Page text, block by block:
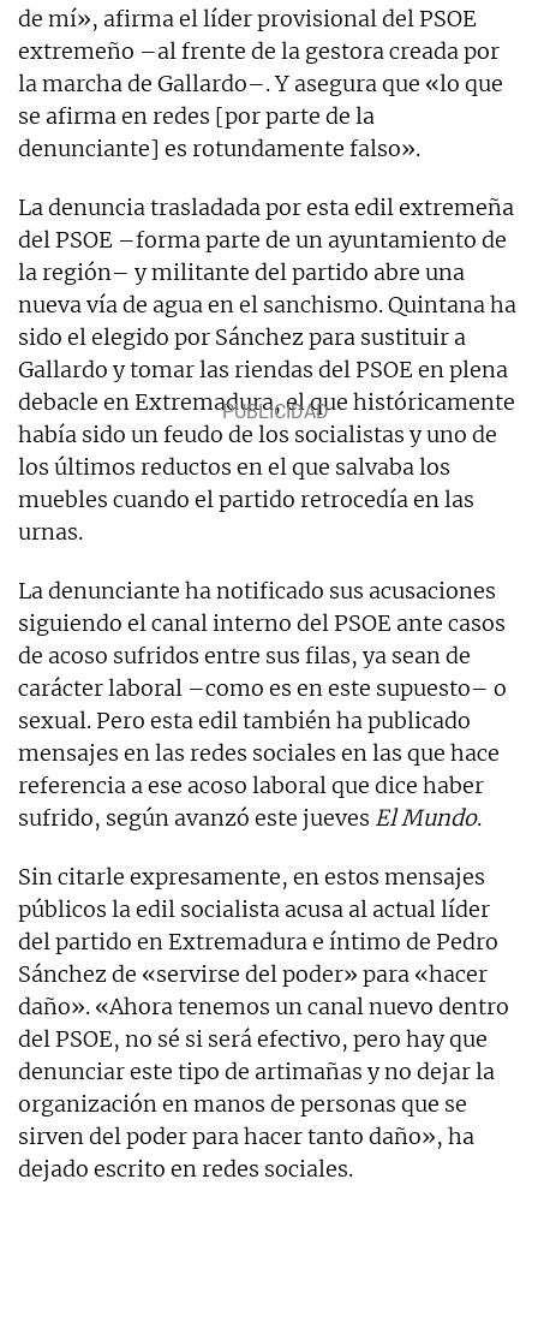
de mí», afirma el líder provisional del PSOE
extremeño –al frente de la gestora creada por
la marcha de Gallardo–. Y asegura que «lo que
se afirma en redes [por parte de la
denunciante] es rotundamente falso».
La denuncia trasladada por esta edil extremeña
del PSOE –forma parte de un ayuntamiento de
la región– y militante del partido abre una
nueva vía de agua en el sanchismo. Quintana ha
sido el elegido por Sánchez para sustituir a
Gallardo y tomar las riendas del PSOE en plena
debacle en Extremadura, el que históricamente
había sido un feudo de los socialistas y uno de
los últimos reductos en el que salvaba los
muebles cuando el partido retrocedía en las
urnas.
La denunciante ha notificado sus acusaciones
siguiendo el canal interno del PSOE ante casos
de acoso sufridos entre sus filas, ya sean de
carácter laboral –como es en este supuesto– o
sexual. Pero esta edil también ha publicado
mensajes en las redes sociales en las que hace
referencia a ese acoso laboral que dice haber
sufrido, según avanzó este jueves El Mundo.
Sin citarle expresamente, en estos mensajes
públicos la edil socialista acusa al actual líder
del partido en Extremadura e íntimo de Pedro
Sánchez de «servirse del poder» para «hacer
daño». «Ahora tenemos un canal nuevo dentro
del PSOE, no sé si será efectivo, pero hay que
denunciar este tipo de artimañas y no dejar la
organización en manos de personas que se
sirven del poder para hacer tanto daño», ha
dejado escrito en redes sociales.